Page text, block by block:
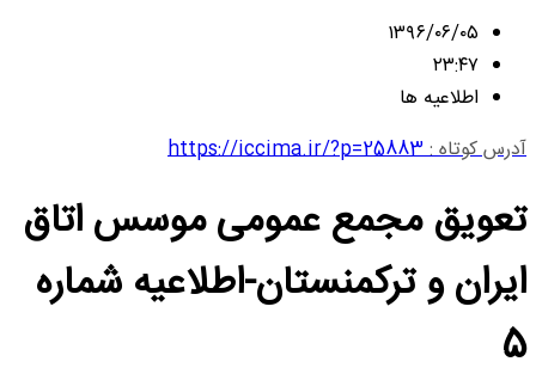
۱۳۹۶/۰۶/۰۵
۲۳:۴۷
اطلاعیه ها
آدرس کوتاه :https://iccima.ir/?p=25883
تعویق مجمع عمومی موسس اتاق
ایران و ترکمنستان-اطلاعیه شماره
5